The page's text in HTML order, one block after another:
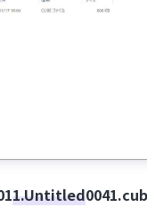
1.Untitled